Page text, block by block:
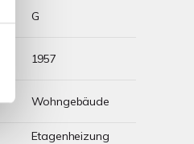
G
1957
Wohngebäude
Etagenheizung